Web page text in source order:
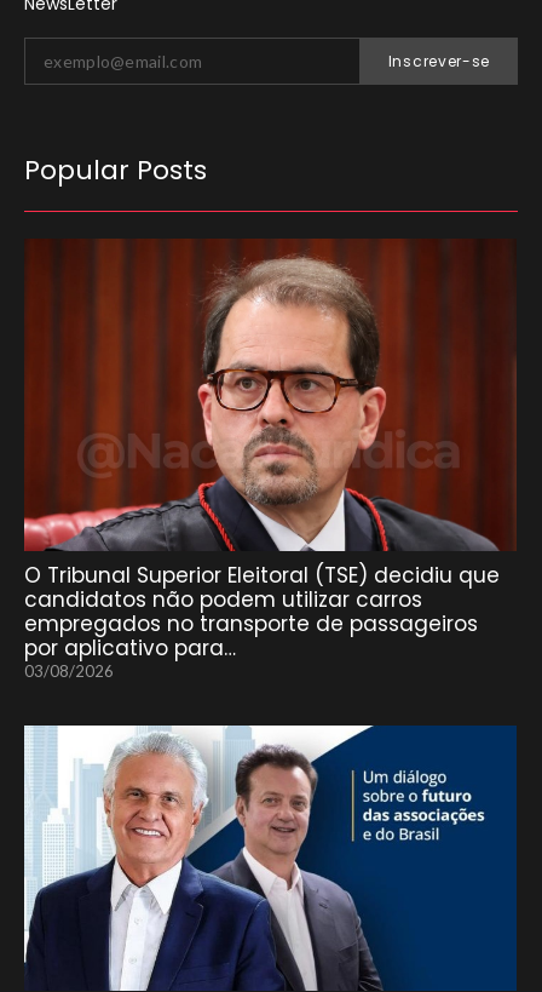
Inscrever-se
Popular Posts
O Tribunal Superior Eleitoral (TSE) decidiu que
candidatos não podem utilizar carros
empregados no transporte de passageiros
por aplicativo para…
03/08/2026